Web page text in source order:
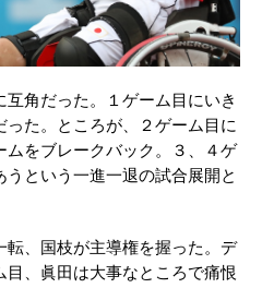
角だった。１ゲーム目にいき
た。ところが、２ゲーム目に
ムをブレークバック。３、４ゲ
という一進一退の試合展開と
転、国枝が主導権を握った。デ
目、眞田は大事なところで痛恨